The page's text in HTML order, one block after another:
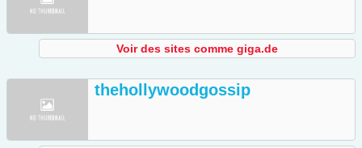
Voir des sites comme giga.de
thehollywoodgossip